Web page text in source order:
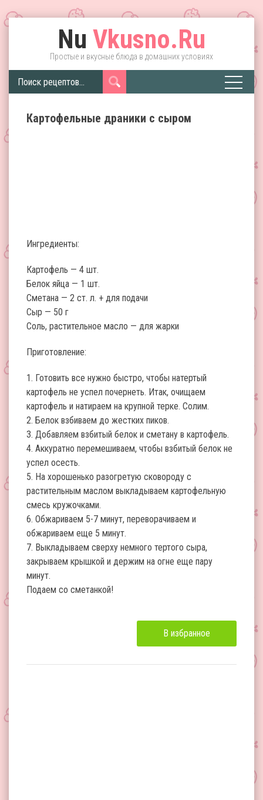
Nu Vkusno.Ru
Простые и вкусные блюда в домашних условиях
Картофельные драники с сыром
Ингредиенты:
Картофель — 4 шт.
Белок яйца — 1 шт.
Сметана — 2 ст. л. + для подачи
Сыр — 50 г
Соль, растительное масло — для жарки
Приготовление:
1. Готовить все нужно быстро, чтобы натертый
картофель не успел почернеть. Итак, очищаем
картофель и натираем на крупной терке. Солим.
2. Белок взбиваем до жестких пиков.
3. Добавляем взбитый белок и сметану в картофель.
4. Аккуратно перемешиваем, чтобы взбитый белок не
успел осесть.
5. На хорошенько разогретую сковороду с
растительным маслом выкладываем картофельную
смесь кружочками.
6. Обжариваем 5-7 минут, переворачиваем и
обжариваем еще 5 минут.
7. Выкладываем сверху немного тертого сыра,
закрываем крышкой и держим на огне еще пару
минут.
Подаем со сметанкой!
В избранное